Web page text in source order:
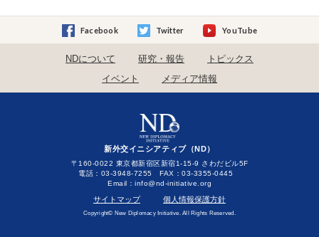
Facebook Twitter YouTube
NDについて 研究・報告
トピックス
イベント
メディア情報
新外交イニシアティブ（ND）
〒160-0022 東京都新宿区新宿1-15-9 さわだビル5F
電話：03-3948-7255 FAX：03-3355-0445
Email：
サイトマップ 個人情報保護方針
Copyright© New Diplomacy Initiative. All Rights Reserved.